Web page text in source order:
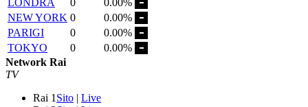
LONDRA 0
0.00%
NEW YORK 0
0.00%
PARIGI
0
0.00%
TOKYO
0
0.00%
Network Rai
TV
Rai 1 Sito | Live